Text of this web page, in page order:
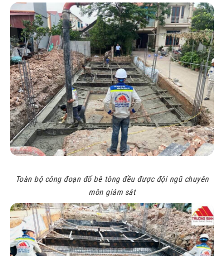
Toàn bộ công đoạn đổ bê tông đều được đội ngũ chuyên
môn giám sát